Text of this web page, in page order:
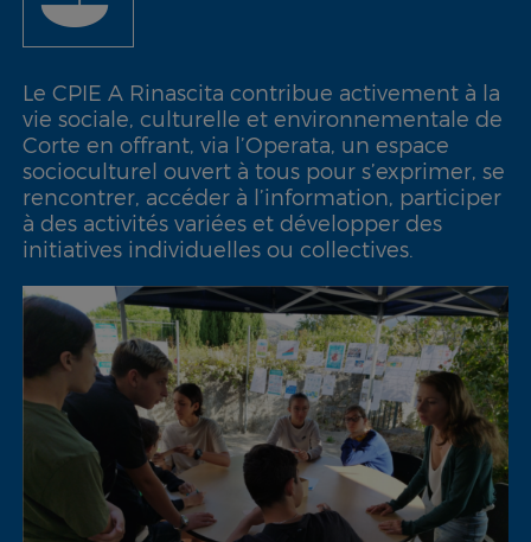
Le CPIE A Rinascita contribue activement à la
vie sociale, culturelle et environnementale de
Corte en offrant, via l’Operata, un espace
socioculturel ouvert à tous pour s’exprimer, se
rencontrer, accéder à l’information, participer
à des activités variées et développer des
initiatives individuelles ou collectives.